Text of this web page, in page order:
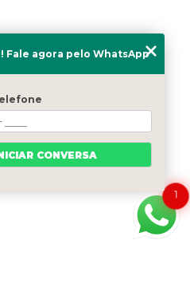
1
Fale agora pelo WhatsApp
CONVERSA